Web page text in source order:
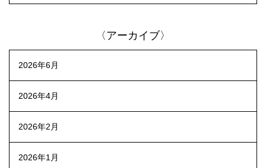
〈アーカイブ〉
2026年6月
2026年4月
2026年2月
2026年1月